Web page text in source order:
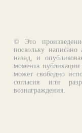
© Это
поскольку
назад, и
момента
может свободно
согласия или
вознаграждения.